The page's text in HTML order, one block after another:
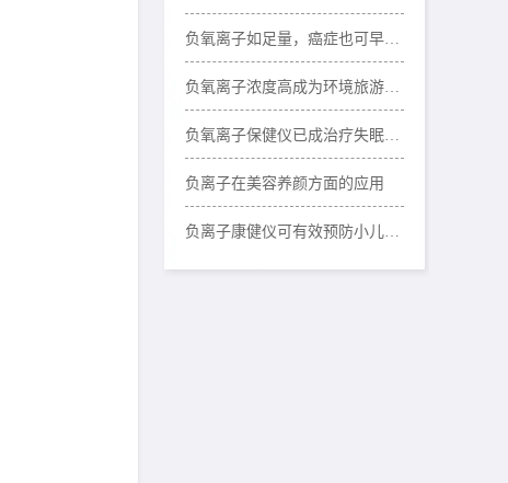
负氧离子如足量，癌症也可早预防
负氧离子浓度高成为环境旅游新“卖点”
负氧离子保健仪已成治疗失眠好选择
负离子在美容养颜方面的应用
负离子康健仪可有效预防小儿哮喘